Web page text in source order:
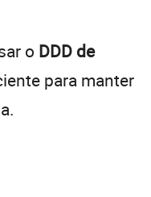
o DDD de
para manter